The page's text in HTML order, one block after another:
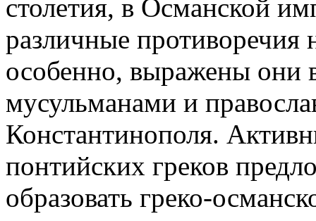
столетия, в Османской
различные противоречия
особенно, выражены они
мусульманами и
Константинополя.
понтийских греков
образовать греко-